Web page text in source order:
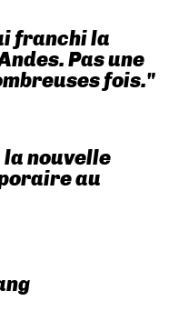
franchi la
Pas une
fois."
la nouvelle
au